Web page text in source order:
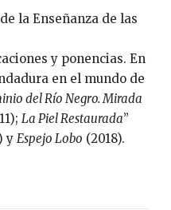
la Enseñanza de las
y ponencias. En
en el mundo de
del Río Negro. Mirada
La PielRestaurada”
y Espejo Lobo (2018).